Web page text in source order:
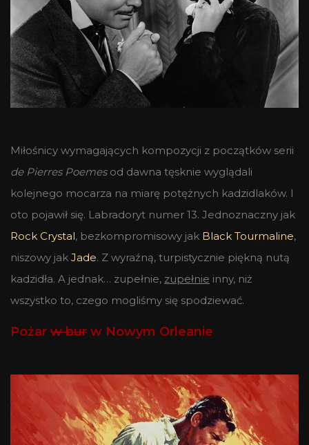
Miłośnicy wymagających kompozycji z początków serii
de Pierres Poemesod dawna tęsknie wyglądali
kolejnego mocarza na miarę potężnych kadzidlaków. I
oto pojawił się. Labradoryt numer 13. Jednoznaczny jak
Rock Crystal, bezkompromisowy jak Black Tourmaline,
niszowy jak Jade. Z wyraźną, turpistycznie piękną nutą
kadzidła. A jednak… zupełnie, zupełnie inny, niż
wszystko to, czego mogliśmy się spodziewać.
Pożar w bur w Nowym Orleanie